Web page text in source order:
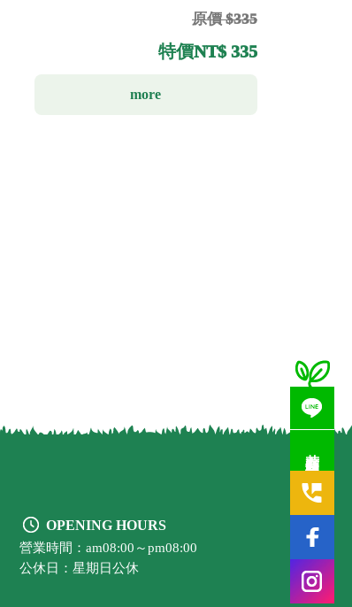
原價 $335
特價NT$ 335
more
OPENING HOURS
營業時間：am08:00～pm08:00
公休日：星期日公休